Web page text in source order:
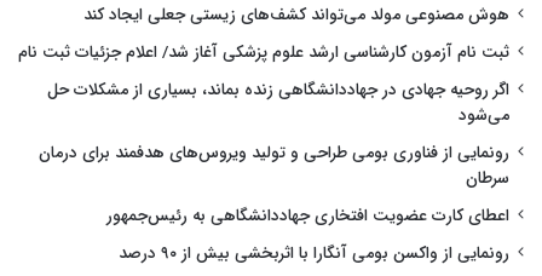
هوش مصنوعی مولد می‌تواند کشف‌های زیستی جعلی ایجاد کند
ثبت نام آزمون کارشناسی ارشد علوم پزشکی آغاز شد/ اعلام جزئیات ثبت نام
اگر روحیه جهادی در جهاددانشگاهی زنده بماند، بسیاری از مشکلات حل
می‌شود
رونمایی از فناوری بومی طراحی و تولید ویروس‌های هدفمند برای درمان
سرطان
اعطای کارت عضویت افتخاری جهاددانشگاهی به رئیس‌جمهور
رونمایی از واکسن بومی آنگارا با اثربخشی بیش از ۹۰ درصد